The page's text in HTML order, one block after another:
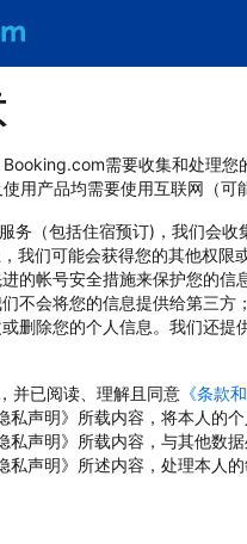
需要收集和处理
用产品均需要使用互联网（
务（包括住宿预订)，我们会收
我们可能会获得您的其他权限
的帐号安全措施来保护您的信
不会将您的信息提供给第三方；
删除您的个人信息。我们还提
并已阅读、理解且同意 《条款
私声明》所载内容，将本人的个
私声明》所载内容，与其他数据
私声明》所述内容，处理本人的